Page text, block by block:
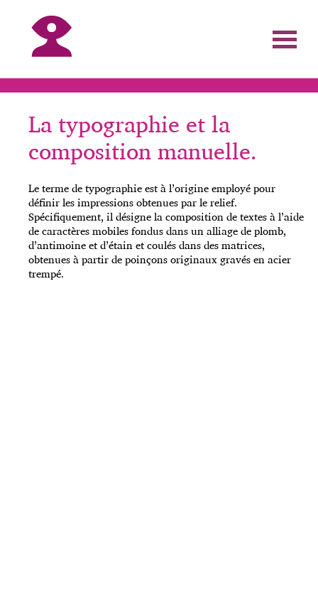
La typographie et la
composition manuelle.
Le terme de typographie est à l’origine employé pour
définir les impressions obtenues par le relief.
Spécifiquement, il désigne la composition de textes à l’aide
de caractères mobiles fondus dans un alliage de plomb,
d’antimoine et d’étain et coulés dans des matrices,
obtenues à partir de poinçons originaux gravés en acier
trempé.